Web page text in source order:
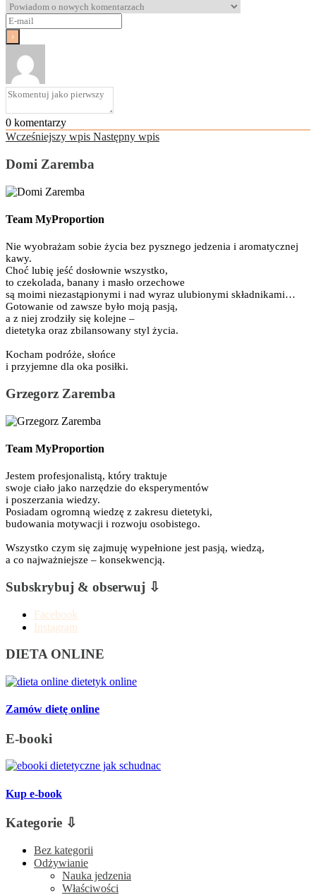
0 komentarzy
Wcześniejszy wpis Następny wpis
Domi Zaremba
Team MyProportion
Nie wyobrażam sobie życia bez pysznego jedzenia i aromatycznej
kawy.
Choć lubię jeść dosłownie wszystko,
to czekolada, banany i masło orzechowe
są moimi niezastąpionymi i nad wyraz ulubionymi składnikami…
Gotowanie od zawsze było moją pasją,
a z niej zrodziły się kolejne –
dietetyka oraz zbilansowany styl życia.
Kocham podróże, słońce
i przyjemne dla oka posiłki.
Grzegorz Zaremba
Team MyProportion
Jestem profesjonalistą, który traktuje
swoje ciało jako narzędzie do eksperymentów
i poszerzania wiedzy.
Posiadam ogromną wiedzę z zakresu dietetyki,
budowania motywacji i rozwoju osobistego.
Wszystko czym się zajmuję wypełnione jest pasją, wiedzą,
a co najważniejsze – konsekwencją.
Subskrybuj & obserwuj ⇩
Facebook
Instagram
DIETA ONLINE
Zamów dietę online
E-booki
Kup e-book
Kategorie ⇩
Bez kategorii
Odżywianie
Nauka jedzenia
Właściwości